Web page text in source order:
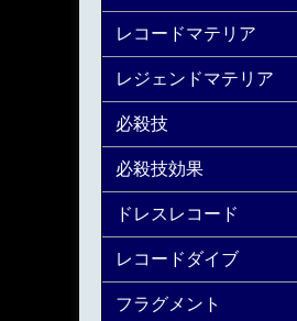
レコードマテリア
レジェンドマテリア
必殺技
必殺技効果
ドレスレコード
レコードダイブ
フラグメント